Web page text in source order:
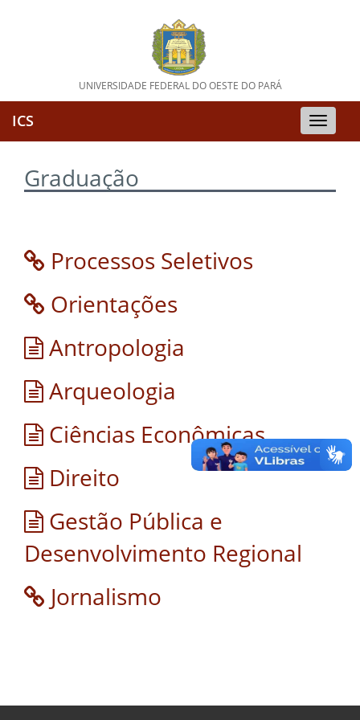
UNIVERSIDADE FEDERAL DO OESTE DO PARÁ
Toggle
ICS
Graduação
Processos Seletivos
Orientações
Antropologia
Arqueologia
Ciências Econômicas
Direito
Gestão Pública e
Desenvolvimento Regional
Jornalismo